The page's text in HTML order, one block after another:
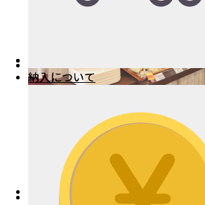
インフォメーション
FAXでのお見積り・ご注文
製品について
納期・納品について
注文・支払いについて
ブログ
デジタルカタログ
納入について
納入について